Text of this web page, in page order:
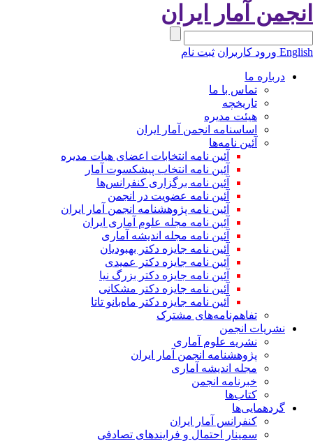
آمار ایران
ورود کاربران ثبت نام
درباره ما
تماس با ما
تاریخچه
هیئت مدیره
اساسنامه انجمن آمار ایران
آئین نامه‌ها
آئین نامه انتخابات اعضای هیات مدیره
آئین نامه انتخاب پیشکسوت آمار
آئین نامه برگزاری کنفرانس‌ها
آئین نامه عضویت در انجمن
آئین نامه پژوهشنامه انجمن آمار ایران
آئین نامه مجله علوم آماری ایران
آئین نامه مجله اندیشه آماری
آئین‌ نامه جایزه دکتر بهبودیان
آئین نامه جایزه دکتر عمیدی
آئین نامه جایزه دکتر بزرگ نیا
آئین نامه جایزه دکتر مشکانی
آئین نامه جایزه دکتر ماه‌بانو تاتا
تفاهم‌نامه‌های مشترک
نشریات انجمن
نشریه علوم آماری
پژوهشنامه انجمن آمار ایران
مجله اندیشه آماری
خبرنامه انجمن
کتاب‌ها
گردهمایی‌ها
کنفرانس آمار ایران
سمینار احتمال و فرایندهای تصادفی